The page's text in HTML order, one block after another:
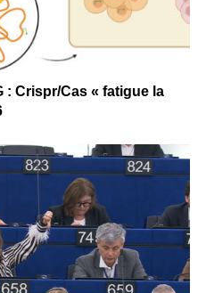
: Crispr/Cas « fatigue la